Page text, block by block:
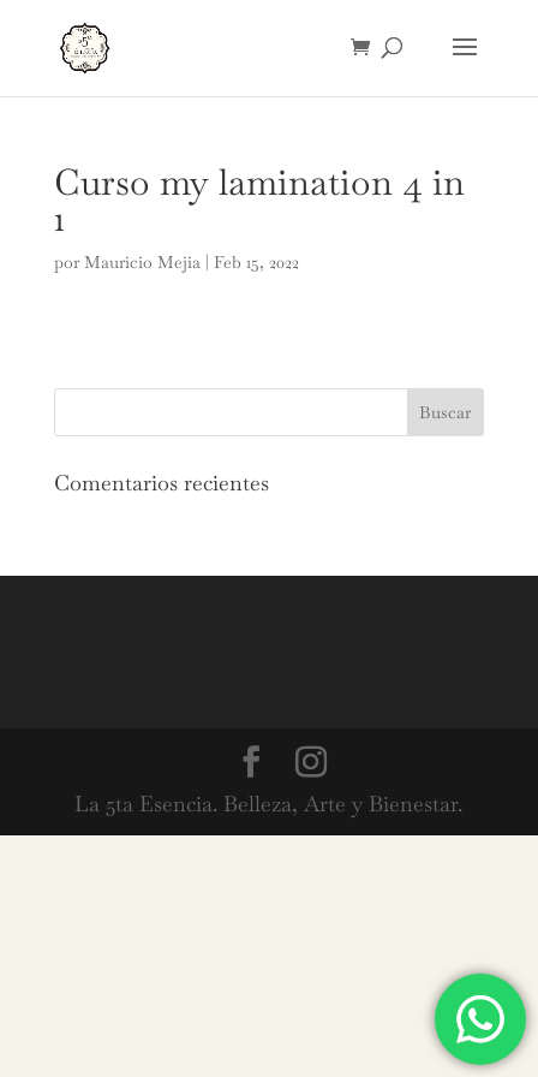
Curso my lamination 4 in
1
por Mauricio Mejia| Feb 15, 2022
Comentarios recientes
La 5ta Esencia. Belleza, Arte y Bienestar.